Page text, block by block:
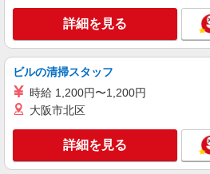
株式会社シエロ
スマホ携帯販売【
時給1650円〜 ※
円/日 【資格手当制度】 au資格取得で5200〜
11400円/月支給 家電
方はグレードに合わ
ールスアドバイザー
給 ゜+゜・。○。・゜+゜・。○。・゜+゜ 入社祝
い金10万円支給(規定有) お友達を紹介頂くと
センティブ支給(規定有) ★月2回払い・週払
キープ
紹介予定派遣
株式会社シエロ
詳細を見る
ビルの清掃スタッフ
時給 1,200円〜1,200円
大阪市北区
詳細を見る